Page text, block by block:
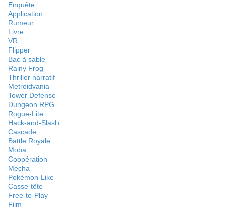
Enquête
Application
Rumeur
Livre
VR
Flipper
Bac à sable
Rainy Frog
Thriller narratif
Metroidvania
Tower Defense
Dungeon RPG
Rogue-Lite
Hack-and-Slash
Cascade
Battle Royale
Moba
Coopération
Mecha
Pokémon-Like
Casse-tête
Free-to-Play
Film